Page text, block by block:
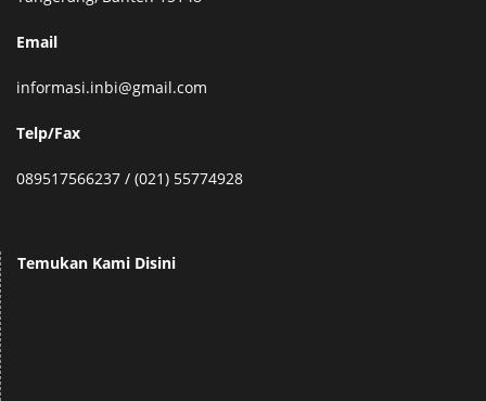
Email
informasi.inbi@gmail.com
Telp/Fax
089517566237 / (021) 55774928
Temukan Kami Disini